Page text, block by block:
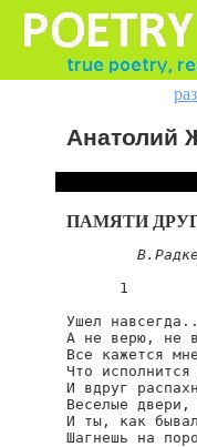
Анатолий
ПАМЯТИ
      1
Ушел
А не верю, не
Все кажется
Что
И вдруг
Веселые двери,
И ты, как
Шагнешь на